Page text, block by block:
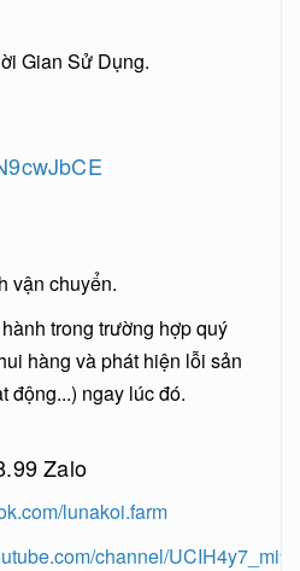
Gian Sử Dụng.
vận chuyển.
trong trường hợp quý
hàng và phát hiện lỗi sản
động...) ngay lúc đó.
Zalo
lunakoi.farm
channel/